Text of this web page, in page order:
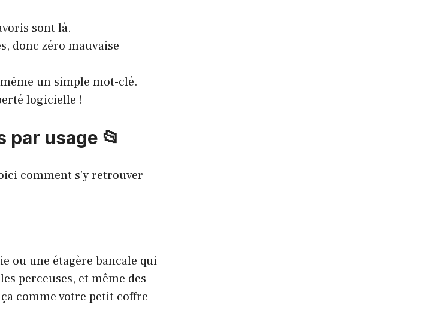
sont là.
donc zéro mauvaise
un simple mot-clé.
logicielle !
usage 📂
comment s’y retrouver
ou une étagère bancale qui
perceuses, et même des
comme votre petit coffre